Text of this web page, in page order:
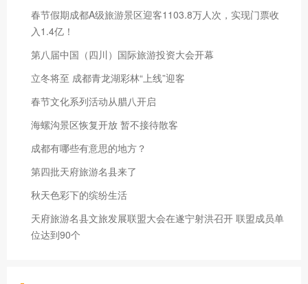
春节假期成都A级旅游景区迎客1103.8万人次，实现门票收
入1.4亿！
第八届中国（四川）国际旅游投资大会开幕
立冬将至 成都青龙湖彩林“上线”迎客
春节文化系列活动从腊八开启
海螺沟景区恢复开放 暂不接待散客
成都有哪些有意思的地方？
第四批天府旅游名县来了
秋天色彩下的缤纷生活
天府旅游名县文旅发展联盟大会在遂宁射洪召开 联盟成员单
位达到90个